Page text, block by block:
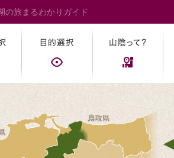
の旅まるわかりガイド